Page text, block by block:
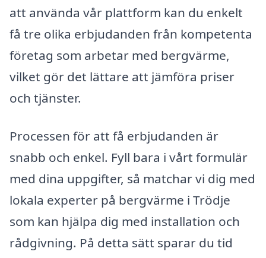
att använda vår plattform kan du enkelt
få tre olika erbjudanden från kompetenta
företag som arbetar med bergvärme,
vilket gör det lättare att jämföra priser
och tjänster.
Processen för att få erbjudanden är
snabb och enkel. Fyll bara i vårt formulär
med dina uppgifter, så matchar vi dig med
lokala experter på bergvärme i Trödje
som kan hjälpa dig med installation och
rådgivning. På detta sätt sparar du tid